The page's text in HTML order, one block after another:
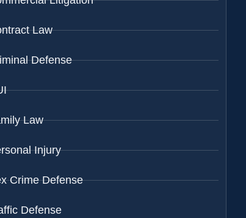
Law
Defense
Law
Injury
Crime Defense
Defense